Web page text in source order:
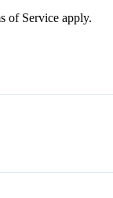
of Service apply.